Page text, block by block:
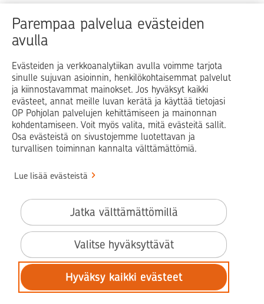
Parempaa palvelua evästeiden
avulla
Evästeiden ja verkkoanalytiikan avulla voimme tarjota
sinulle sujuvan asioinnin, henkilökohtaisemmat palvelut
ja kiinnostavammat mainokset. Jos hyväksyt kaikki
evästeet, annat meille luvan kerätä ja käyttää tietojasi
OP Pohjolan palvelujen kehittämiseen ja mainonnan
kohdentamiseen. Voit myös valita, mitä evästeitä sallit.
Osa evästeistä on sivustojemme luotettavan ja
turvallisen toiminnan kannalta välttämättömiä.
Lue lisää evästeistä
Hyväksy kaikki evästeet
Valitse hyväksyttävät
Jatka välttämättömillä
Raha Elämä
Yrityselämä
Blogit ja puheenvuorot
Op.fi OP Koti Pohjola Vahinkoapu
Facebook
X LinkedInInstagram
Käyttöehdot
Saavutettavuusseloste
Evästeiden käyttö
Tilaa uutiskirje
Tietosuoja